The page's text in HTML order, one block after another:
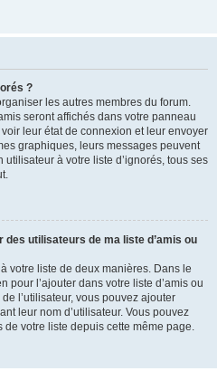
?
les autres membres du forum.
seront affichés dans votre panneau
leur état de connexion et leur envoyer
graphiques, leurs messages peuvent
à votre liste d’ignorés, tous ses
utilisateurs de ma liste d’amis ou
votre liste de deux manières. Dans le
pour l’ajouter dans votre liste d’amis ou
l’utilisateur, vous pouvez ajouter
leur nom d’utilisateur. Vous pouvez
votre liste depuis cette même page.